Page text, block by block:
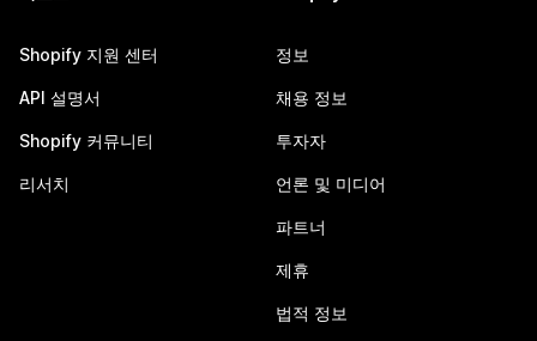
Shopify 지원 센터
API 설명서
Shopify 커뮤니티
리서치
정보
채용 정보
투자자
언론 및 미디어
파트너
제휴
법적 정보